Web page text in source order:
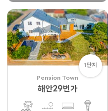
1단지
Pension Town
해안29번가